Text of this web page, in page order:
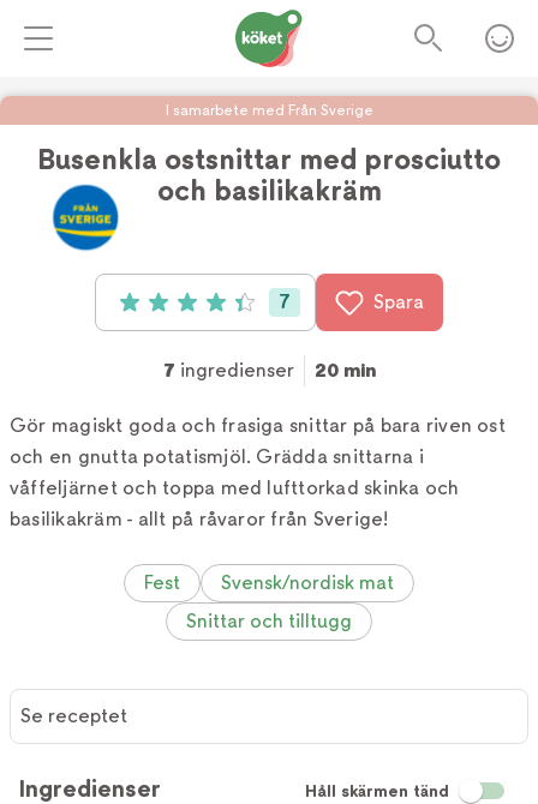
I samarbete med Från Sverige
Busenkla ostsnittar med prosciutto
och basilikakräm
Betyg: 4.4 av 5 (7 röster)
7 Spara
7 ingredienser 20 min
Gör magiskt goda och frasiga snittar på bara riven ost
och en gnutta potatismjöl. Grädda snittarna i
våffeljärnet och toppa med lufttorkad skinka och
basilikakräm - allt på råvaror från Sverige!
Fest
Svensk/nordisk mat
Snittar och tilltugg
Se receptet
Ingredienser Håll skärmen tänd